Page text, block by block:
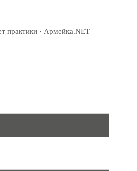
практики · Армейка.NET